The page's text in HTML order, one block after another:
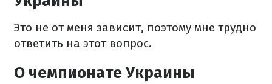
Это не от меня зависит, поэтому мне трудно
ответить на этот вопрос.
О чемпионате Украины